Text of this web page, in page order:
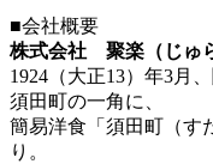
■会社概要
株式会社 聚楽（じゅ
1924（大正13）年3月
須田町の一角に、
簡易洋食「須田町（す
り。